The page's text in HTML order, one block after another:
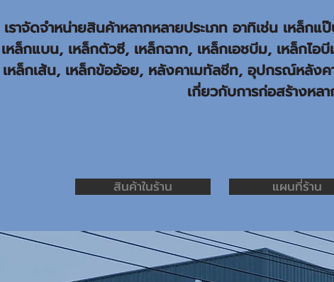
เราจัดจำหน่ายสินค้าหลากหลายประเภท อาทิเช่น เหล็ก
เหล็กแบน, เหล็กตัวซี, เหล็กฉาก, เหล็กเอชบีม, เหล็กไ
เหล็กเส้น, เหล็กข้ออ้อย, หลังคาเมทัลชีท, อุปกรณ์หลัง
เกี่ยวกับการก่อสร้างหล
สินค้าในร้าน แผนที่ร้าน